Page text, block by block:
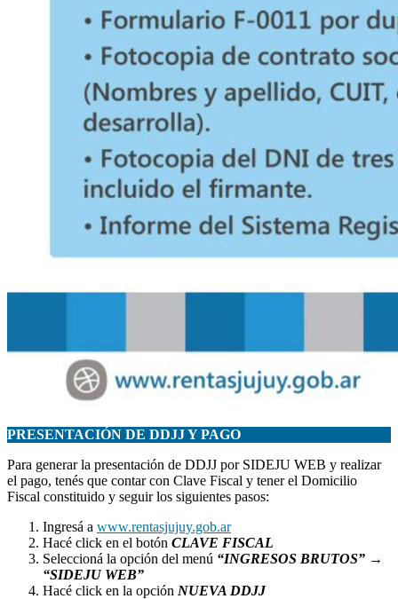
PRESENTACIÓN DE DDJJ Y PAGO
Para generar la presentación de DDJJ por SIDEJU WEB y realizar
el pago, tenés que contar con Clave Fiscal y tener el Domicilio
Fiscal constituido y seguir los siguientes pasos:
Ingresá a www.rentasjujuy.gob.ar
Hacé click en el botón CLAVE FISCAL
Seleccioná la opción del menú “INGRESOS BRUTOS” →
“SIDEJU WEB”
Hacé click en la opción NUEVA DDJJ